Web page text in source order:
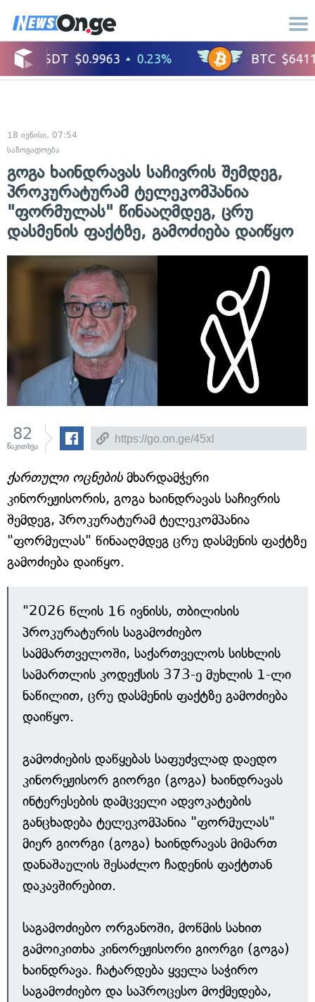
18 ივნისი, 07:54
საზოგადოება
გოგა ხაინდრავას საჩივრის შემდეგ,
პროკურატურამ ტელეკომპანია
"ფორმულას" წინააღმდეგ, ცრუ
დასმენის ფაქტზე, გამოძიება დაიწყო
82
წაკითხვა
ქართული ოცნებისმხარდამჭერი
კინორეჟისორის, გოგა ხაინდრავას საჩივრის
შემდეგ, პროკურატურამ ტელეკომპანია
"ფორმულას" წინააღმდეგ ცრუ დასმენის ფაქტზე
გამოძიება დაიწყო.
"2026 წლის 16 ივნისს, თბილისის
პროკურატურის საგამოძიებო
სამმართველოში, საქართველოს სისხლის
სამართლის კოდექსის 373-ე მუხლის 1-ლი
ნაწილით, ცრუ დასმენის ფაქტზე გამოძიება
დაიწყო.
გამოძიების დაწყებას საფუძვლად დაედო
კინორეჟისორ გიორგი (გოგა) ხაინდრავას
ინტერესების დამცველი ადვოკატების
განცხადება ტელეკომპანია "ფორმულას"
მიერ გიორგი (გოგა) ხაინდრავას მიმართ
დანაშაულის შესაძლო ჩადენის ფაქტთან
დაკავშირებით.
საგამოძიებო ორგანოში, მოწმის სახით
გამოიკითხა კინორეჟისორი გიორგი (გოგა)
ხაინდრავა. ჩატარდება ყველა საჭირო
საგამოძიებო და საპროცესო მოქმედება,